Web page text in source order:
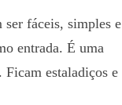
ser fáceis, simples e
entrada. É uma
estaladiços e